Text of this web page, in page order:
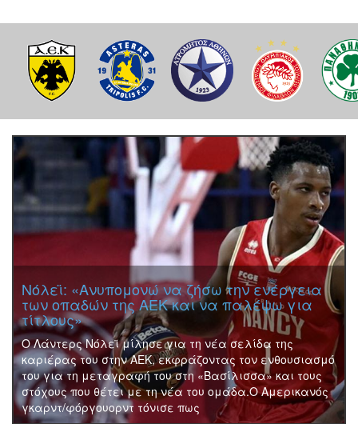
Λιβάι Γκαρσία: «Με έπεισαν σε απόλυτο
βαθμό Νίστρουπ και Κοτσόλης»
Ο Λιβάι Γκαρσία άνοιξε ένα νέο κεφάλαιο στην
καριέρα του, καθώς παρουσιάστηκε επίσημα ως
ποδοσφαιριστής του Παναθηναϊκού.Στις πρώτες του
δηλώσεις με τα «πράσινα», ο διεθνής επιθετικός
εξήγησε τους λόγους που τον οδήγησαν στην